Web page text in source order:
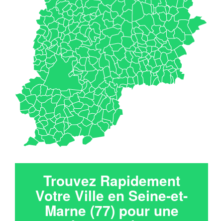
Trouvez Rapidement
Votre Ville en Seine-et-
Marne (77) pour une